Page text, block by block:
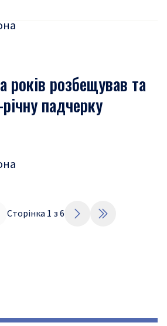
років розбещував та
падчерку
Сторінка 1 з6